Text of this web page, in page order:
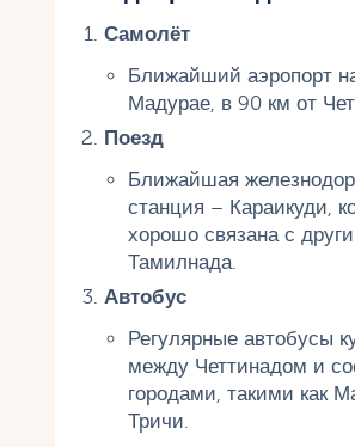
Самолёт
Ближайший аэропорт
Мадурае, в 90 км от
Поезд
Ближайшая
станция – Караикуди,
хорошо связана с
Тамилнада.
Автобус
Регулярные автобусы
между Четтинадом и
городами, такими как
Тричи.